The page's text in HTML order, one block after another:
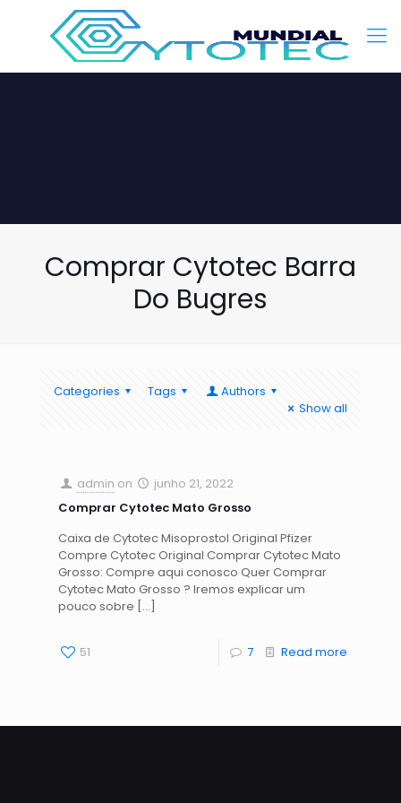
Comprar Cytotec Barra
Do Bugres
Categories Tags
Authors
Show all
admin on
junho 21, 2022
Comprar Cytotec Mato Grosso
Caixa de Cytotec Misoprostol Original Pfizer
Compre Cytotec Original Comprar Cytotec Mato
Grosso: Compre aqui conosco Quer Comprar
Cytotec Mato Grosso ? Iremos explicar um
pouco sobre […]
51 7 Read more